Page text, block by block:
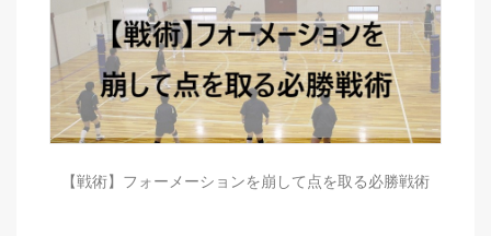
【戦術】フォーメーションを崩して点を取る必勝戦術